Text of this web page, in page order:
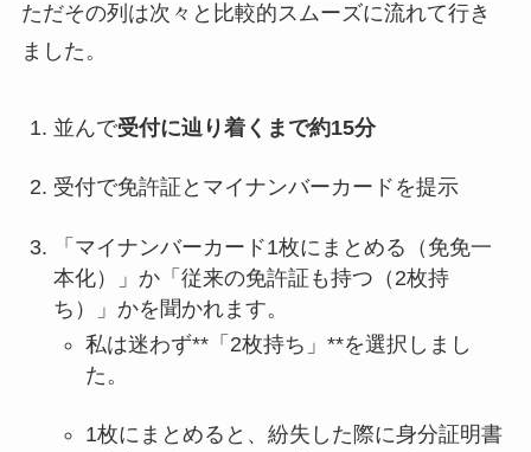
ただその列は次々と比較的スムーズに流れて行き
ました。
並んで受付に辿り着くまで約15分
受付で免許証とマイナンバーカードを提示
「マイナンバーカード1枚にまとめる（免免一
本化）」か「従来の免許証も持つ（2枚持
ち）」かを聞かれます。
私は迷わず**「2枚持ち」**を選択しまし
た。
1枚にまとめると、紛失した際に身分証明書